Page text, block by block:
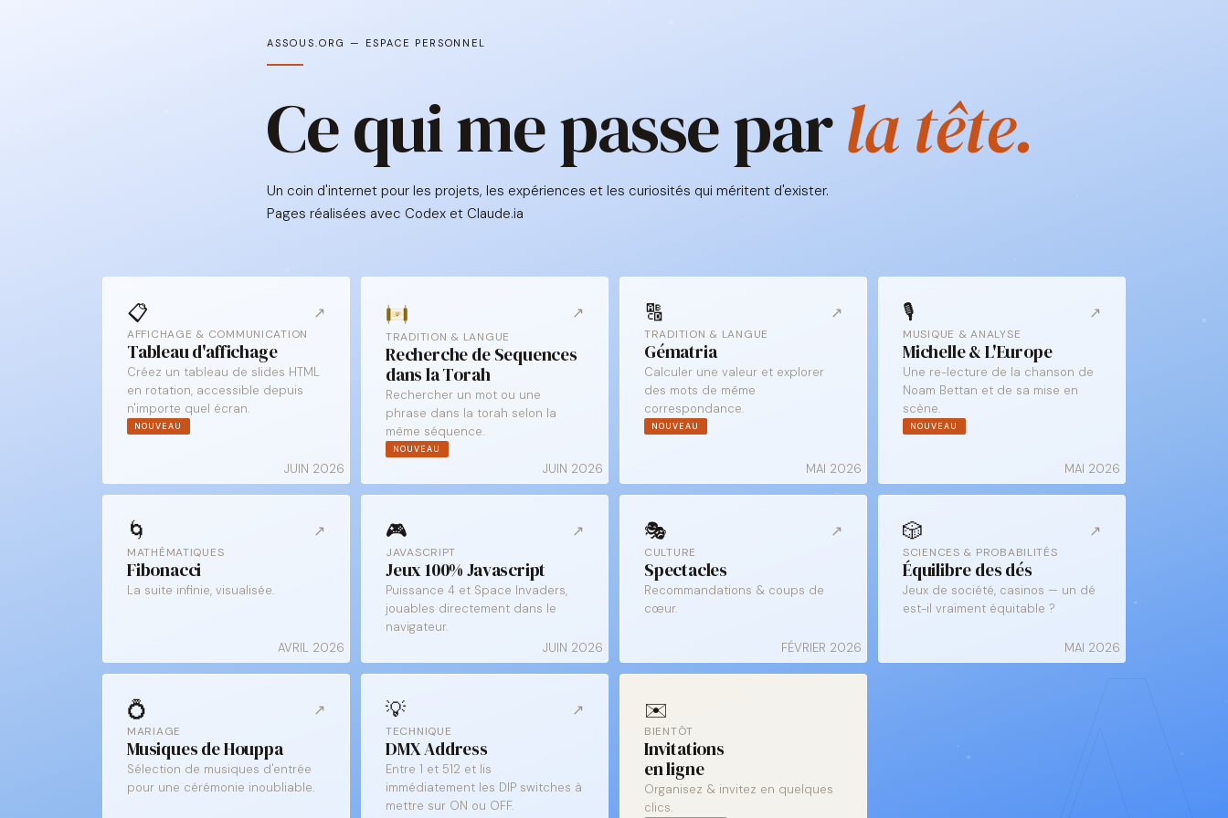
ASSOUS.ORG — ESPACE PERSONNEL
Ce qui me passe parla tête.
Un coin d'internet pour les projets, les expériences et les curiosités qui méritent d'exister.
Pages réalisées avec Codex et Claude.ia
↗
📋
AFFICHAGE & COMMUNICATION
Tableau d'affichage
JUIN 2026
Créez un tableau de slides HTML
en rotation, accessible depuis
n'importe quel écran.
NOUVEAU
↗
TRADITION & LANGUE
Recherche de Sequences
dans la Torah
Rechercher un mot ou une
phrase dans la torah selon la
même séquence.
JUIN 2026
NOUVEAU
↗
🔠
TRADITION & LANGUE
Gématria
Calculer une valeur et explorer
des mots de même
correspondance.
MAI 2026
NOUVEAU
↗
🎙️
MUSIQUE & ANALYSE
Michelle & L'Europe
Une re-lecture de la chanson de
Noam Bettan et de sa mise en
scène.
MAI 2026
NOUVEAU
↗
🌀
MATHÉMATIQUES
Fibonacci
AVRIL 2026
La suite infinie, visualisée.
↗
🎮
JAVASCRIPT
Jeux 100% Javascript
JUIN 2026
Puissance 4 et Space Invaders,
jouables directement dans le
navigateur.
↗
🎭
CULTURE
Spectacles
FÉVRIER 2026
Recommandations & coups de
cœur.
↗
🎲
SCIENCES & PROBABILITÉS
Équilibre des dés
MAI 2026
Jeux de société, casinos — un dé
est-il vraiment équitable ?
↗
💍
MARIAGE
Musiques de Houppa
Sélection de musiques d'entrée
pour une cérémonie inoubliable.
↗
💡
TECHNIQUE
DMX Address
Entre 1 et 512 et lis
immédiatement les DIP switches à
mettre sur ON ou OFF.
✉️
BIENTÔT
Invitations
en ligne
Organisez & invitez en quelques
clics.